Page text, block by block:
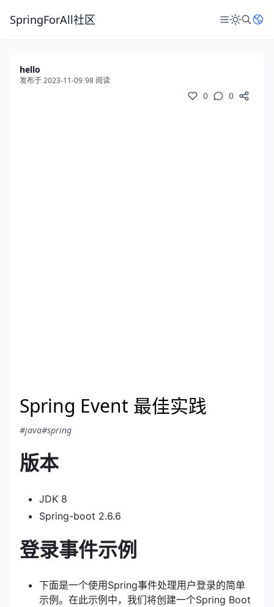
SpringForAll社区
hello
发布于 2023-11-09/98 阅读
0 0
Spring Event 最佳实践
#java#spring
版本
JDK 8
Spring-boot 2.6.6
登录事件示例
下面是一个使用Spring事件处理用户登录的简单
示例。在此示例中，我们将创建一个Spring Boot